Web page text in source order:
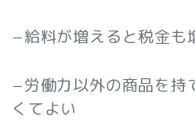
−給料が増えると税金も
−労働力以外の商品を持
くてよい